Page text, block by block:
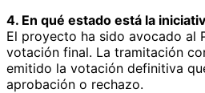
4. En qué estado está la
El proyecto ha sido avocado al
votación final. La tramitación
emitido la votación definitiva
aprobación o rechazo.